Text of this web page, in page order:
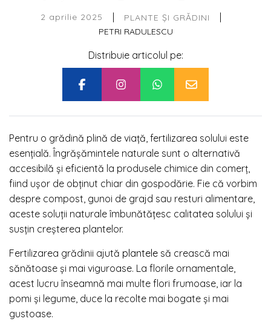
2 aprilie 2025 | PLANTE ȘI GRĂDINI |
PETRI RADULESCU
Distribuie articolul pe:
Pentru o grădină plină de viață, fertilizarea solului este
esențială. Îngrășămintele naturale sunt o alternativă
accesibilă și eficientă la produsele chimice din comerț,
fiind ușor de obținut chiar din gospodărie. Fie că vorbim
despre compost, gunoi de grajd sau resturi alimentare,
aceste soluții naturale îmbunătățesc calitatea solului și
susțin creșterea plantelor.
Fertilizarea grădinii ajută plantele să crească mai
sănătoase și mai viguroase. La florile ornamentale,
acest lucru înseamnă mai multe flori frumoase, iar la
pomi și legume, duce la recolte mai bogate și mai
gustoase.